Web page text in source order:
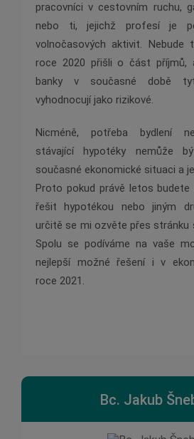
pracovníci v cestovním ruchu,
nebo ti, jejichž profesí je
volnočasových aktivit.
roce 2020 přišli o část příjmů,
banky v současné době
vyhodnocují jako rizikové.
Nicméně, potřeba bydlení
stávající hypotéky nemůže
současné ekonomické situaci a
Proto pokud právě letos budete
řešit hypotékou nebo jiným
určitě se mi ozvěte přes stránku
Spolu se podíváme na vaše
nejlepší možné řešení i v
roce 2021.
Bc. Jakub